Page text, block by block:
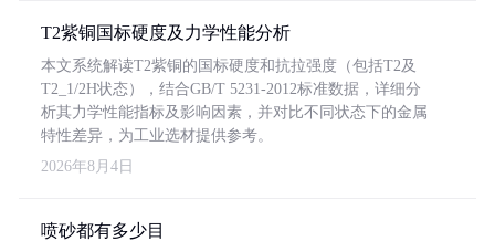
T2紫铜国标硬度及力学性能分析
本文系统解读T2紫铜的国标硬度和抗拉强度（包括T2及
T2_1/2H状态），结合GB/T 5231-2012标准数据，详细分
析其力学性能指标及影响因素，并对比不同状态下的金属
特性差异，为工业选材提供参考。
2026年8月4日
喷砂都有多少目